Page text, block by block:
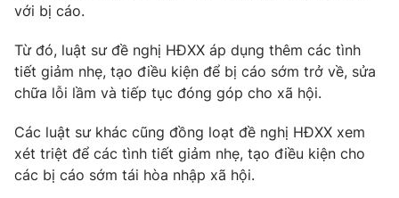
với bị cáo.
Từ đó, luật sư đề nghị HĐXX áp dụng thêm các tình
tiết giảm nhẹ, tạo điều kiện để bị cáo sớm trở về, sửa
chữa lỗi lầm và tiếp tục đóng góp cho xã hội.
Các luật sư khác cũng đồng loạt đề nghị HĐXX xem
xét triệt để các tình tiết giảm nhẹ, tạo điều kiện cho
các bị cáo sớm tái hòa nhập xã hội.